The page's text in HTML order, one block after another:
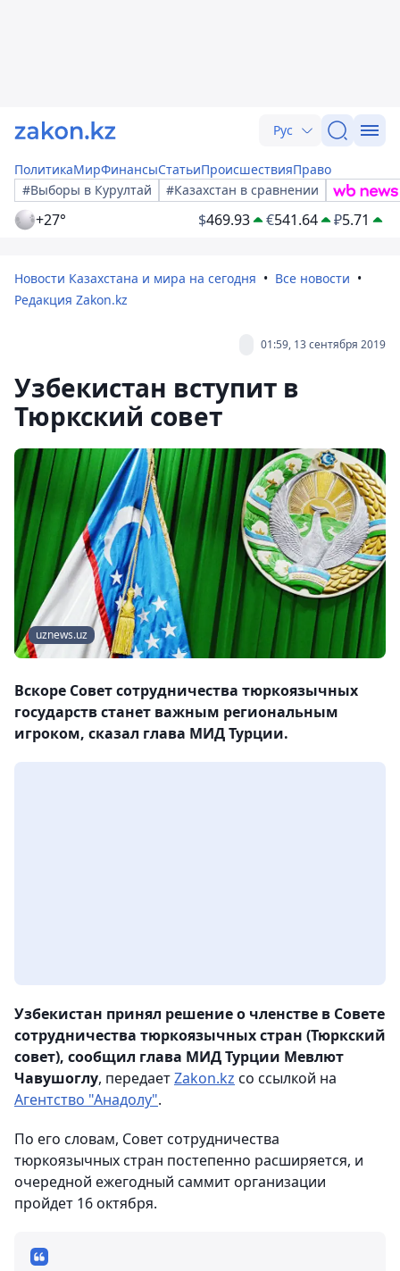
Рус
ПолитикаМирФинансыСтатьиПроисшествияПраво
#Выборы в Курултай
#Казахстан в сравнении
+27° $469.93 €541.64 ₽5.71
Новости Казахстана и мира на сегодня
Все новости
Редакция Zakon.kz
01:59, 13 сентября 2019
Узбекистан вступит в
Тюркский совет
uznews.uz
Вскоре Совет сотрудничества тюркоязычных
государств станет важным региональным
игроком, сказал глава МИД Турции.
Узбекистан принял решение о членстве в Совете
сотрудничества тюркоязычных стран (Тюркский
совет), сообщил глава МИД Турции Мевлют
Чавушоглу, передаетZakon.kz со ссылкой на
Агентство "Анадолу".
По его словам, Совет сотрудничества
тюркоязычных стран постепенно расширяется, и
очередной ежегодный саммит организации
пройдет 16 октября.